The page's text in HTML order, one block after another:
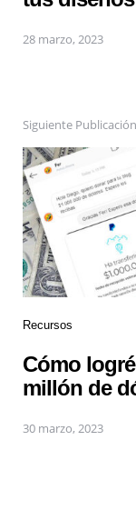
28 marzo, 2023
Siguiente Publicación
Recursos
Cómo
millón de
30 marzo, 2023